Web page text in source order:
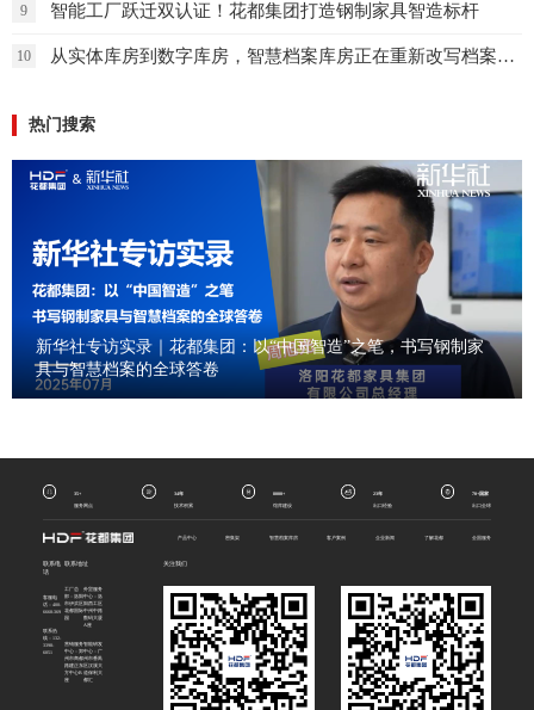
9 智能工厂跃迁双认证！花都集团打造钢制家具智造标杆
10 从实体库房到数字库房，智慧档案库房正在重新改写档案管理的未来
热门搜索
新华社专访实录｜花都集团：以“中国智造”之笔，书写钢制家
具与智慧档案的全球答卷
35+
服务网点
34年
技术积累
8000+
馆库建设
23年
出口经验
70+国家
出口全球
产品中心 密集架 智慧档案库房 客户案例 企业新闻 了解花都 全国服务
联系电
话
客服电
话：400-
6668-369
联系热
线：132-
3398-
6051
联系地址
工厂总
市伊滨区
花都国际
园
外贸服务
中心：洛
阳西工区
中州中路
数码大厦
A座
营销服务
中心：郑
州市商都
路建正东
方中心B
座
智能研发
中心：广
州市番禺
区汉溪大
道保利大
都汇
关注我们